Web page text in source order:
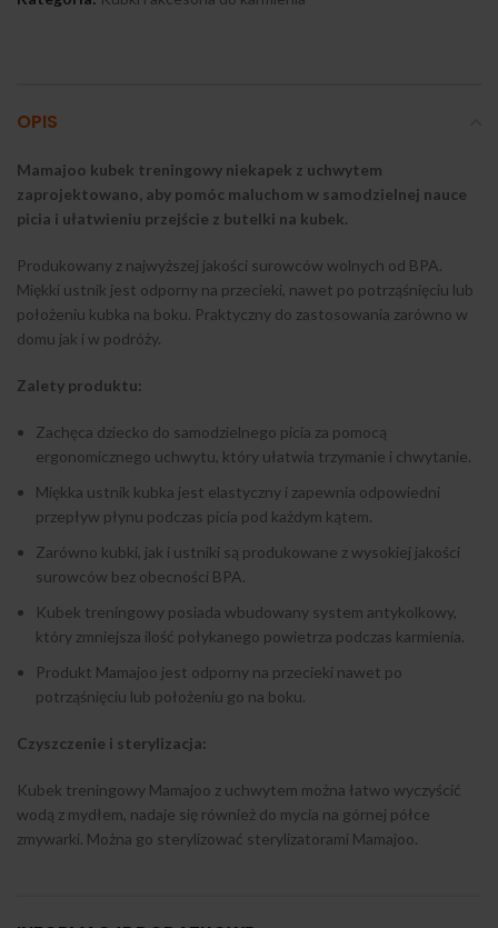
OPIS
Mamajoo kubek treningowy niekapek z uchwytem
zaprojektowano, aby pomóc maluchom w samodzielnej nauce
picia i ułatwieniu przejście z butelki na kubek.
Produkowany z najwyższej jakości surowców wolnych od BPA.
Miękki ustnik jest odporny na przecieki, nawet po potrząśnięciu lub
położeniu kubka na boku. Praktyczny do zastosowania zarówno w
domu jak i w podróży.
Zalety produktu:
Zachęca dziecko do samodzielnego picia za pomocą
ergonomicznego uchwytu, który ułatwia trzymanie i chwytanie.
Miękka ustnik kubka jest elastyczny i zapewnia odpowiedni
przepływ płynu podczas picia pod każdym kątem.
Zarówno kubki, jak i ustniki są produkowane z wysokiej jakości
surowców bez obecności BPA.
Kubek treningowy posiada wbudowany system antykolkowy,
który zmniejsza ilość połykanego powietrza podczas karmienia.
Produkt Mamajoo jest odporny na przecieki nawet po
potrząśnięciu lub położeniu go na boku.
Czyszczenie i sterylizacja:
Kubek treningowy Mamajoo z uchwytem można łatwo wyczyścić
wodą z mydłem, nadaje się również do mycia na górnej półce
zmywarki. Można go sterylizować sterylizatorami Mamajoo.